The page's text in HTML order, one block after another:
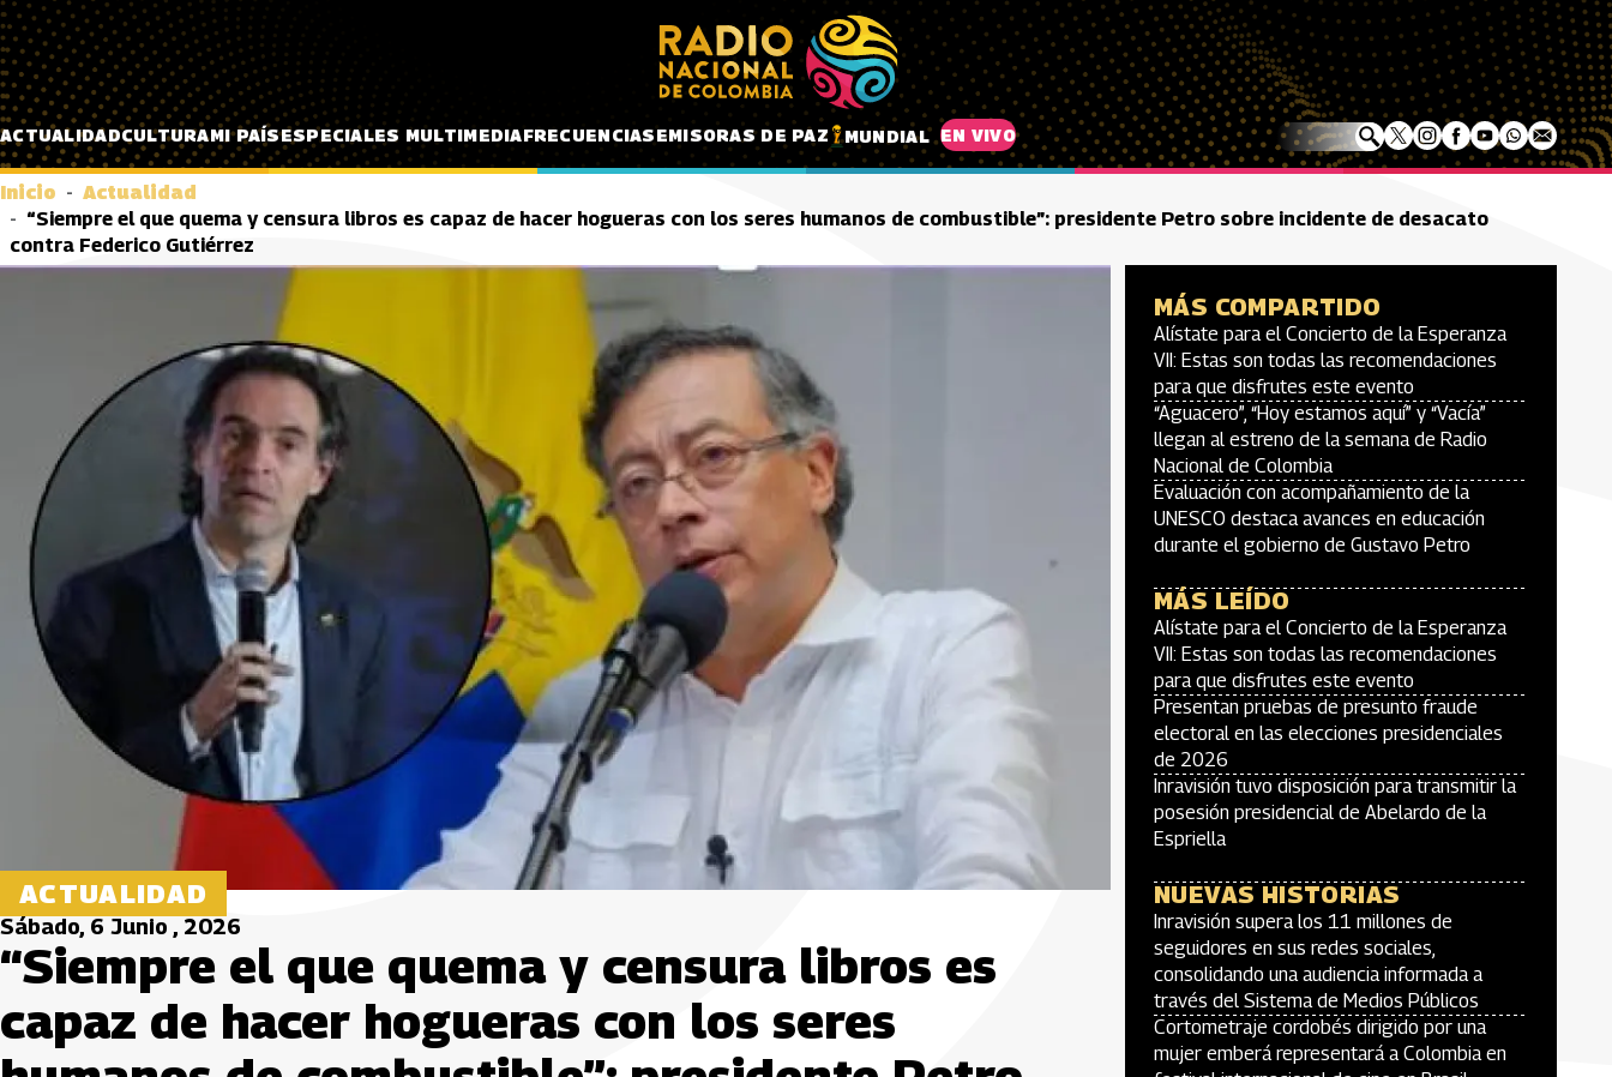
Pasar al contenido principal
ACTUALIDADCULTURAMI PAÍSESPECIALES MULTIMEDIAFRECUENCIASEMISORAS DE PAZ MUNDIAL EN VIVO
Inicio
Actualidad
“Siempre el que quema y censura libros es capaz de hacer hogueras con los seres humanos de combustible”: presidente Petro sobre incidente de desacato
contra Federico Gutiérrez
ACTUALIDAD
Sábado, 6 Junio , 2026
“Siempre el que quema y censura libros es
capaz de hacer hogueras con los seres
MÁS COMPARTIDO
Alístate para el Concierto de la Esperanza
VII: Estas son todas las recomendaciones
para que disfrutes este evento
“Aguacero”, “Hoy estamos aquí” y “Vacía”
llegan al estreno de la semana de Radio
Nacional de Colombia
Evaluación con acompañamiento de la
UNESCO destaca avances en educación
durante el gobierno de Gustavo Petro
MÁS LEÍDO
Alístate para el Concierto de la Esperanza
VII: Estas son todas las recomendaciones
para que disfrutes este evento
Presentan pruebas de presunto fraude
electoral en las elecciones presidenciales
de 2026
Inravisión tuvo disposición para transmitir la
posesión presidencial de Abelardo de la
Espriella
NUEVAS HISTORIAS
Inravisión supera los 11 millones de
seguidores en sus redes sociales,
consolidando una audiencia informada a
través del Sistema de Medios Públicos
Cortometraje cordobés dirigido por una
mujer emberá representará a Colombia en